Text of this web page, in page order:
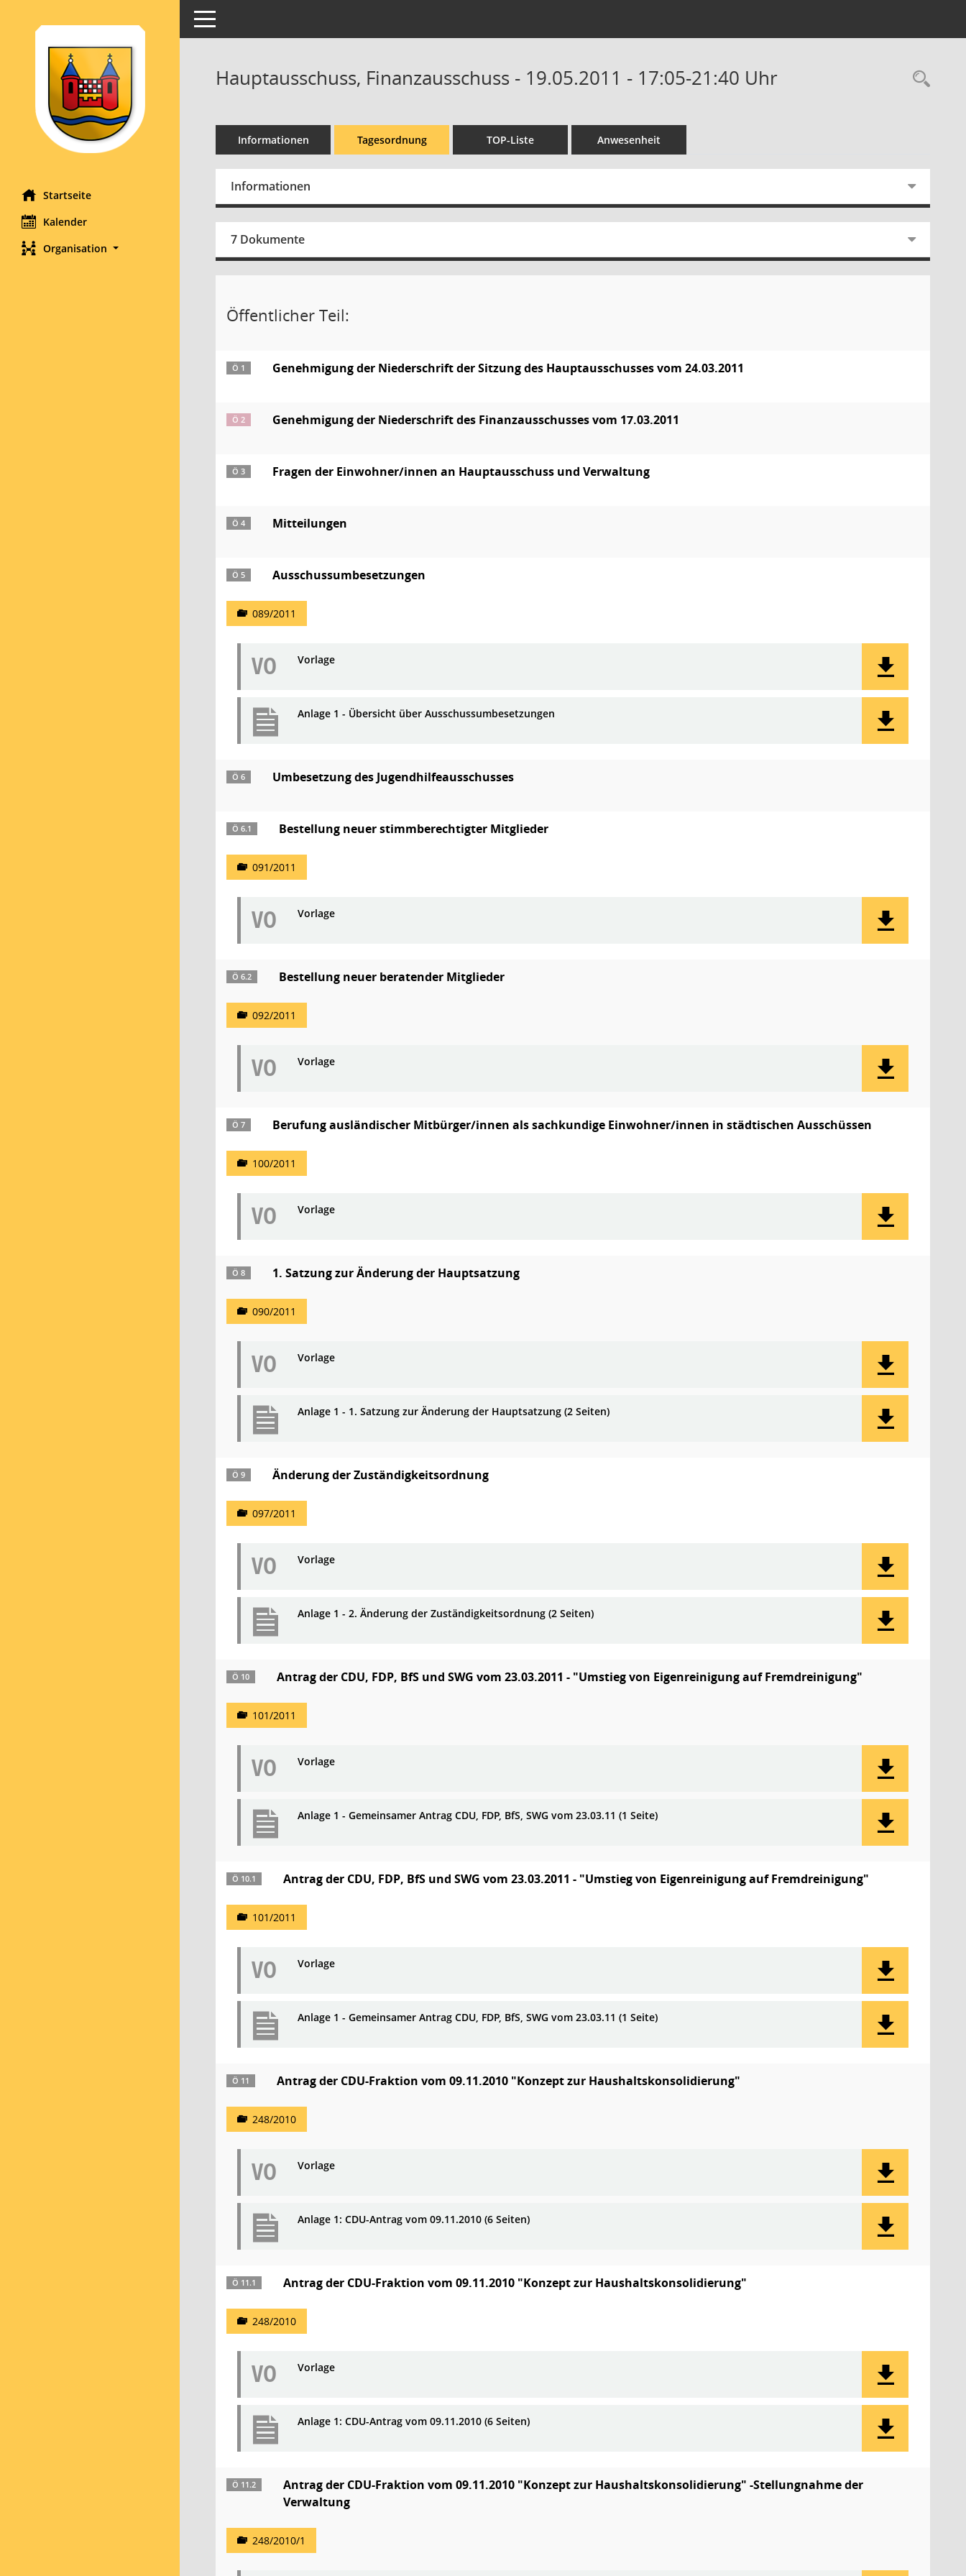
Startseite
Kalender
Organisation
Toggle navigation
Hauptausschuss, Finanzausschuss - 19.05.2011 - 17:05-21:40 Uhr
Informationen Tagesordnung TOP-Liste Anwesenheit
Informationen
7 Dokumente
Öffentlicher Teil:
Ö 1 Genehmigung der Niederschrift der Sitzung des Hauptausschusses vom 24.03.2011
Ö 2 Genehmigung der Niederschrift des Finanzausschusses vom 17.03.2011
Ö 3 Fragen der Einwohner/innen an Hauptausschuss und Verwaltung
Ö 4 Mitteilungen
Ö 5 Ausschussumbesetzungen
089/2011
VO Vorlage
Anlage 1 - Übersicht über Ausschussumbesetzungen
Ö 6 Umbesetzung des Jugendhilfeausschusses
Ö 6.1 Bestellung neuer stimmberechtigter Mitglieder
091/2011
VO Vorlage
Ö 6.2 Bestellung neuer beratender Mitglieder
092/2011
VO Vorlage
Ö 7 Berufung ausländischer Mitbürger/innen als sachkundige Einwohner/innen in städtischen Ausschüssen
100/2011
VO Vorlage
Ö 8 1. Satzung zur Änderung der Hauptsatzung
090/2011
VO Vorlage
Anlage 1 - 1. Satzung zur Änderung der Hauptsatzung (2 Seiten)
Ö 9 Änderung der Zuständigkeitsordnung
097/2011
VO Vorlage
Anlage 1 - 2. Änderung der Zuständigkeitsordnung (2 Seiten)
Ö 10 Antrag der CDU, FDP, BfS und SWG vom 23.03.2011 - "Umstieg von Eigenreinigung auf Fremdreinigung"
101/2011
VO Vorlage
Anlage 1 - Gemeinsamer Antrag CDU, FDP, BfS, SWG vom 23.03.11 (1 Seite)
Ö 10.1 Antrag der CDU, FDP, BfS und SWG vom 23.03.2011 - "Umstieg von Eigenreinigung auf Fremdreinigung"
101/2011
VO Vorlage
Anlage 1 - Gemeinsamer Antrag CDU, FDP, BfS, SWG vom 23.03.11 (1 Seite)
Ö 11 Antrag der CDU-Fraktion vom 09.11.2010 "Konzept zur Haushaltskonsolidierung"
248/2010
VO Vorlage
Anlage 1: CDU-Antrag vom 09.11.2010 (6 Seiten)
Ö 11.1 Antrag der CDU-Fraktion vom 09.11.2010 "Konzept zur Haushaltskonsolidierung"
248/2010
VO Vorlage
Anlage 1: CDU-Antrag vom 09.11.2010 (6 Seiten)
Ö 11.2
Antrag der CDU-Fraktion vom 09.11.2010 "Konzept zur Haushaltskonsolidierung" -Stellungnahme der
Verwaltung
248/2010/1